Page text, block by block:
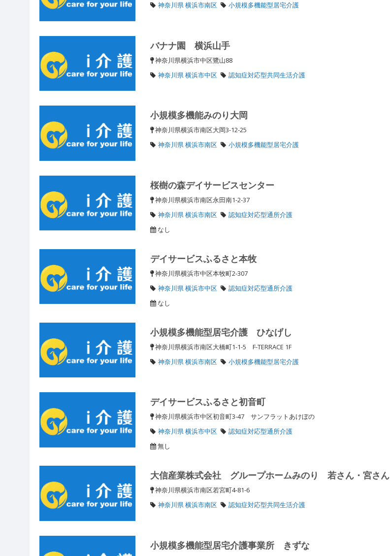
神奈川県 横浜市南区
小規模多機能型居宅介護
バナナ園 横浜山手
神奈川県横浜市中区鷺山88
神奈川県 横浜市中区
認知症対応型共同生活介護
小規模多機能みのり大岡
神奈川県横浜市南区大岡3-12-25
神奈川県 横浜市南区
小規模多機能型居宅介護
桜樹の森デイサービスセンター
神奈川県横浜市南区永田南1-2-37
神奈川県 横浜市南区
認知症対応型通所介護
なし
デイサービスふるさと本牧
神奈川県横浜市中区本牧町2-307
神奈川県 横浜市中区
認知症対応型通所介護
なし
小規模多機能型居宅介護 ひなげし
神奈川県横浜市南区大橋町1-1-5 F-TERRACE 1F
神奈川県 横浜市南区
小規模多機能型居宅介護
デイサービスふるさと初音町
神奈川県横浜市中区初音町3-47 サンフラットあけぼの
神奈川県 横浜市中区
認知症対応型通所介護
無し
大信産業株式会社 グループホームみのり 若さん・宮さん
神奈川県横浜市南区若宮町4-81-6
神奈川県 横浜市南区
認知症対応型共同生活介護
小規模多機能型居宅介護事業所 きずな